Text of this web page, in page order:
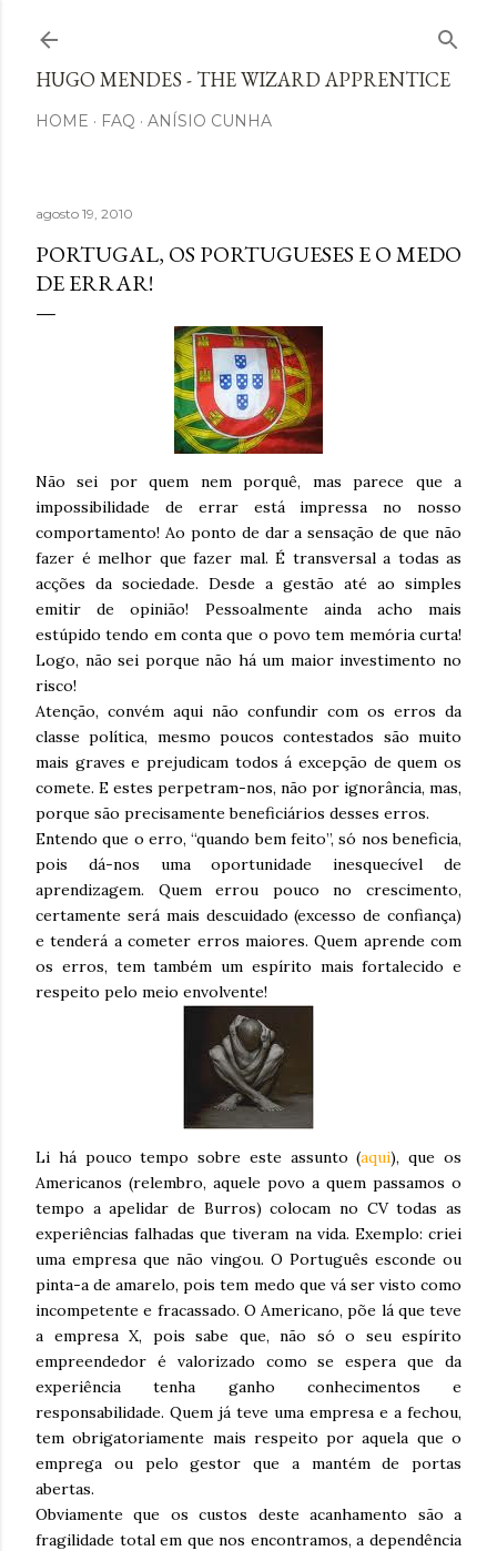
HUGO MENDES - THE WIZARD APPRENTICE
HOME FAQ ANÍSIO CUNHA
agosto 19, 2010
PORTUGAL, OS PORTUGUESES E O MEDO
DE ERRAR!
Não sei por quem nem porquê, mas parece que a
impossibilidade de errar está impressa no nosso
comportamento! Ao ponto de dar a sensação de que não
fazer é melhor que fazer mal. É transversal a todas as
acções da sociedade. Desde a gestão até ao simples
emitir de opinião! Pessoalmente ainda acho mais
estúpido tendo em conta que o povo tem memória curta!
Logo, não sei porque não há um maior investimento no
risco!
Atenção, convém aqui não confundir com os erros da
classe política, mesmo poucos contestados são muito
mais graves e prejudicam todos á excepção de quem os
comete. E estes perpetram-nos, não por ignorância, mas,
porque são precisamente beneficiários desses erros.
Entendo que o erro, “quando bem feito”, só nos beneficia,
pois dá-nos uma oportunidade inesquecível de
aprendizagem. Quem errou pouco no crescimento,
certamente será mais descuidado (excesso de confiança)
e tenderá a cometer erros maiores. Quem aprende com
os erros, tem também um espírito mais fortalecido e
respeito pelo meio envolvente!
Li há pouco tempo sobre este assunto (aqui), que os
Americanos (relembro, aquele povo a quem passamos o
tempo a apelidar de Burros) colocam no CV todas as
experiências falhadas que tiveram na vida. Exemplo: criei
uma empresa que não vingou. O Português esconde ou
pinta-a de amarelo, pois tem medo que vá ser visto como
incompetente e fracassado. O Americano, põe lá que teve
a empresa X, pois sabe que, não só o seu espírito
empreendedor é valorizado como se espera que da
experiência tenha ganho conhecimentos e
responsabilidade. Quem já teve uma empresa e a fechou,
tem obrigatoriamente mais respeito por aquela que o
emprega ou pelo gestor que a mantém de portas
abertas.
Obviamente que os custos deste acanhamento são a
fragilidade total em que nos encontramos, a dependência